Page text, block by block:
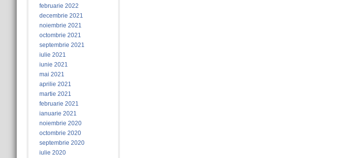
februarie 2022
decembrie 2021
noiembrie 2021
octombrie 2021
septembrie 2021
iulie 2021
iunie 2021
mai 2021
aprilie 2021
martie 2021
februarie 2021
ianuarie 2021
noiembrie 2020
octombrie 2020
septembrie 2020
iulie 2020